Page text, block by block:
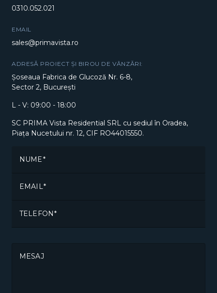
0310.052.021
EMAIL
sales@primavista.ro
ADRESĂ PROIECT ȘI BIROU DE VÂNZĂRI:
Șoseaua Fabrica de Glucoză Nr. 6-8,
Sector 2, București
L - V: 09:00 - 18:00
SC PRIMA Vista Residential SRL cu sediul în Oradea,
Piața Nucetului nr. 12, CIF RO44015550.
NUME
EMAIL
TELEFON
MESAJ